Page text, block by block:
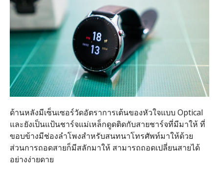
ด้านหลังมีเซ็นเซอร์วัดอัตราการเต้นของหัวใจแบบ Optical
และยังเป็นแป้นชาร์จแม่เหล็กดูดติดกับสายชาร์จที่มีมาให้ ที่
ขอบข้างมีช่องลำโพงสำหรับสนทนาโทรศัพท์มาให้ด้วย
ส่วนการถอดสายก็มีสลักมาให้ สามารถถอดเปลี่ยนสายได้
อย่างง่ายดาย